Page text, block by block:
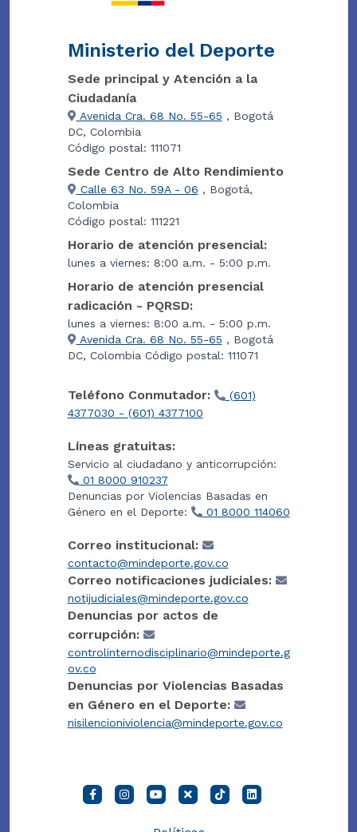
Ministerio del Deporte
Sede principal y Atención a la
Ciudadanía
Avenida Cra. 68 No. 55-65 , Bogotá
DC, Colombia
Código postal: 111071
Sede Centro de Alto Rendimiento
Calle 63 No. 59A - 06 , Bogotá,
Colombia
Código postal: 111221
Horario de atención presencial:
lunes a viernes: 8:00 a.m. - 5:00 p.m.
Horario de atención presencial
radicación - PQRSD:
lunes a viernes: 8:00 a.m. - 5:00 p.m.
Avenida Cra. 68 No. 55-65 , Bogotá
DC, Colombia Código postal: 111071
Teléfono Conmutador:
(601)
4377030 - (601) 4377100
Líneas gratuitas:
Servicio al ciudadano y anticorrupción:
01 8000 910237
Denuncias por Violencias Basadas en
Género en el Deporte:
01 8000 114060
Correo institucional:
contacto@mindeporte.gov.co
Correo notificaciones judiciales:
notijudiciales@mindeporte.gov.co
Denuncias por actos de
corrupción:
controlinternodisciplinario@mindeporte.g
ov.co
Denuncias por Violencias Basadas
en Género en el Deporte:
nisilencioniviolencia@mindeporte.gov.co